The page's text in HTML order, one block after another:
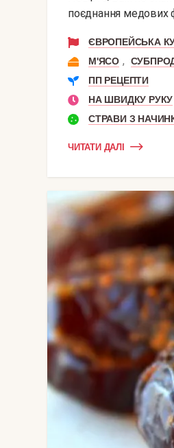
поєднання медових
ЄВРОПЕЙСЬКА
М'ЯСО ,
ПП РЕЦЕПТИ
НА ШВИДКУ РУКУ
СТРАВИ З
ЧИТАТИ ДАЛІ